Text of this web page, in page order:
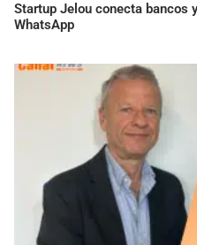
Startup Jelou conecta bancos
WhatsApp